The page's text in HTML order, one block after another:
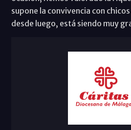
supone la convivencia con
desde luego, está siendo muy